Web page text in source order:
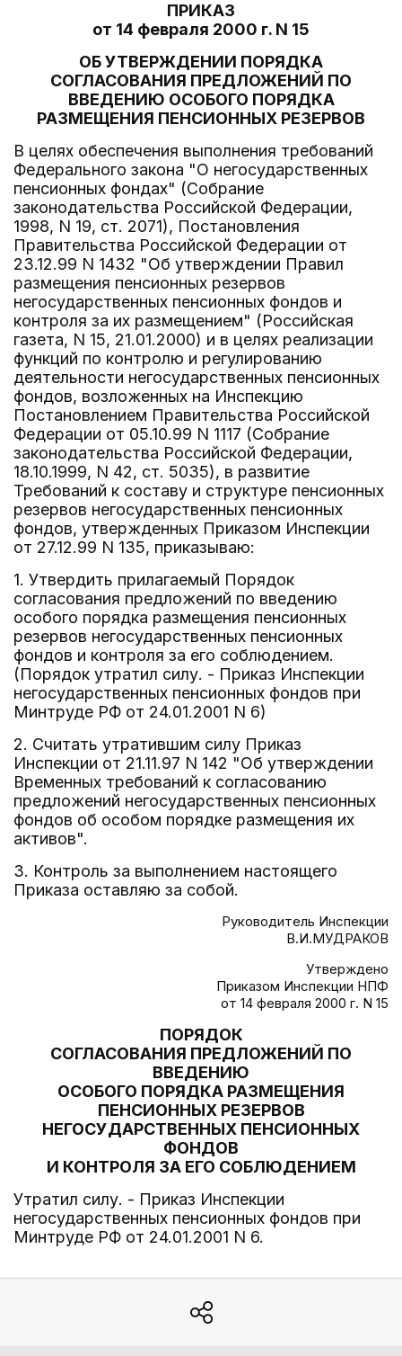
ПРИКАЗ
от 14 февраля 2000 г. N 15
ОБ УТВЕРЖДЕНИИ ПОРЯДКА
СОГЛАСОВАНИЯ ПРЕДЛОЖЕНИЙ ПО
ВВЕДЕНИЮ ОСОБОГО ПОРЯДКА
РАЗМЕЩЕНИЯ ПЕНСИОННЫХ РЕЗЕРВОВ
В целях обеспечения выполнения требований
Федерального закона "О негосударственных
пенсионных фондах" (Собрание
законодательства Российской Федерации,
1998, N 19, ст. 2071), Постановления
Правительства Российской Федерации от
23.12.99 N 1432 "Об утверждении Правил
размещения пенсионных резервов
негосударственных пенсионных фондов и
контроля за их размещением" (Российская
газета, N 15, 21.01.2000) и в целях реализации
функций по контролю и регулированию
деятельности негосударственных пенсионных
фондов, возложенных на Инспекцию
Постановлением Правительства Российской
Федерации от 05.10.99 N 1117 (Собрание
законодательства Российской Федерации,
18.10.1999, N 42, ст. 5035), в развитие
Требований к составу и структуре пенсионных
резервов негосударственных пенсионных
фондов, утвержденных Приказом Инспекции
от 27.12.99 N 135, приказываю:
1. Утвердить прилагаемый Порядок
согласования предложений по введению
особого порядка размещения пенсионных
резервов негосударственных пенсионных
фондов и контроля за его соблюдением.
(Порядок утратил силу. - Приказ Инспекции
негосударственных пенсионных фондов при
Минтруде РФ от 24.01.2001 N 6)
2. Считать утратившим силу Приказ
Инспекции от 21.11.97 N 142 "Об утверждении
Временных требований к согласованию
предложений негосударственных пенсионных
фондов об особом порядке размещения их
активов".
3. Контроль за выполнением настоящего
Приказа оставляю за собой.
Руководитель Инспекции
В.И.МУДРАКОВ
Утверждено
Приказом Инспекции НПФ
от 14 февраля 2000 г. N 15
ПОРЯДОК
СОГЛАСОВАНИЯ ПРЕДЛОЖЕНИЙ ПО
ВВЕДЕНИЮ
ОСОБОГО ПОРЯДКА РАЗМЕЩЕНИЯ
ПЕНСИОННЫХ РЕЗЕРВОВ
НЕГОСУДАРСТВЕННЫХ ПЕНСИОННЫХ
ФОНДОВ
И КОНТРОЛЯ ЗА ЕГО СОБЛЮДЕНИЕМ
Утратил силу. - Приказ Инспекции
негосударственных пенсионных фондов при
Минтруде РФ от 24.01.2001 N 6.